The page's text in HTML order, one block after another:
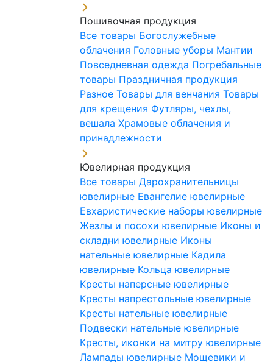
Пошивочная продукция
Все товары Богослужебные
облачения Головные уборы Мантии
Повседневная одежда Погребальные
товары Праздничная продукция
Разное Товары для венчания Товары
для крещения Футляры, чехлы,
вешала Храмовые облачения и
принадлежности
Ювелирная продукция
Все товары Дарохранительницы
ювелирные Евангелие ювелирные
Евхаристические наборы ювелирные
Жезлы и посохи ювелирные Иконы и
складни ювелирные Иконы
нательные ювелирные Кадила
ювелирные Кольца ювелирные
Кресты наперсные ювелирные
Кресты напрестольные ювелирные
Кресты нательные ювелирные
Подвески нательные ювелирные
Кресты, иконки на митру ювелирные
Лампады ювелирные Мощевики и